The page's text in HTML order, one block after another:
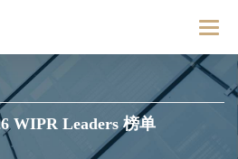
WIPR Leaders 榜单